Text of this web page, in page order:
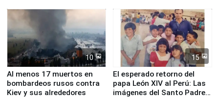
Fenómeno El Niño
de Chile
10
Al menos 17 muertos en
bombardeos rusos contra
Kiev y sus alrededores
15
El esperado retorno del
papa León XIV al Perú: Las
imágenes del Santo Padre